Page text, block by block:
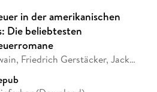
in der amerikanischen
Die beliebtesten
Friedrich Gerstäcker, Jack